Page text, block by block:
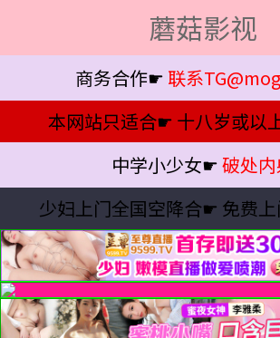
蘑菇影视
商务合作☛ 联系
本网站只适合☛ 十八岁或以
中学小少女☛破处
少妇上门全国空降合☛ 免费